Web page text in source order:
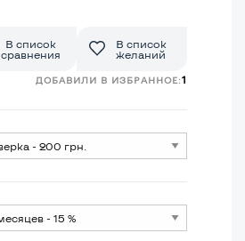
В список
сравнения
В список
желаний
ДОБАВИЛИ В ИЗБРАННОЕ:1